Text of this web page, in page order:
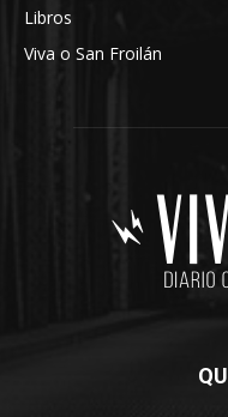
Libros
Viva o San Froilán